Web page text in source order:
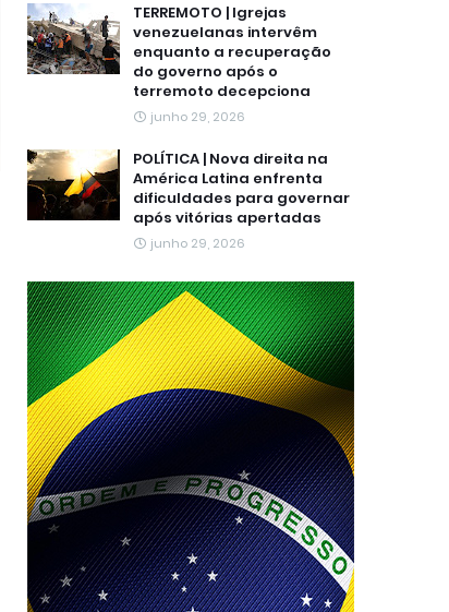
TERREMOTO | Igrejas
venezuelanas intervêm
enquanto a recuperação
do governo após o
terremoto decepciona
junho 29, 2026
POLÍTICA | Nova direita na
América Latina enfrenta
dificuldades para governar
após vitórias apertadas
junho 29, 2026